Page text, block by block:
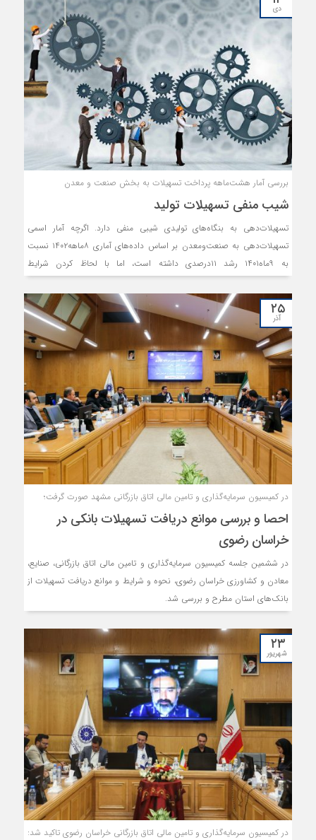
محل تسهیلات بند الف تبصره 18 قانون بودجه مطرح و بررسی گردید.
دی
بررسی آمار هشت‌ماهه پرداخت تسهیلات به بخش صنعت و معدن
شیب منفی تسهیلات تولید
تسهیلات‌دهی به بنگاه‌های تولیدی شیبی منفی دارد. اگرچه آمار اسمی
تسهیلات‌دهی به صنعت‌و‌معدن بر اساس داده‌های آماری ۸ماهه۱۴۰۲ نسبت
به ۹ماه۱۴۰۱ رشد ۱۱درصدی داشته است، اما با لحاظ کردن شرایط
۴۳.۲درصدی تورم تولیدکننده، نرخ ارز و عواملی که مانع توسعه تولید می‌شوند،
رشد واقعی تسهیلات‌دهی به بخش صنعت و معدن عملا منفی بوده است.
رویه وام‌دهی بانک‌ها بیشتر به سمت تامین سرمایه در گردش بنگاه‌ها پیش
رفته است که نشان می‌دهد این بخش عطش تامین مالی و نقدینگی دارد.
۲۵
آذر
در کمیسیون سرمایه‌گذاری و تامین مالی اتاق بازرگانی مشهد صورت گرفت؛
احصا و بررسی موانع دریافت تسهیلات بانکی در
خراسان رضوی
در ششمین جلسه کمیسیون سرمایه‌گذاری و تامین مالی اتاق بازرگانی، صنایع،
معادن و کشاورزی خراسان رضوی، نحوه و شرایط و موانع دریافت تسهیلات از
بانک‌های استان مطرح و بررسی شد.
۲۳
شهریور
در کمیسیون سرمایه‌گذاری و تامین مالی اتاق بازرگانی خراسان رضوی تاکید شد: